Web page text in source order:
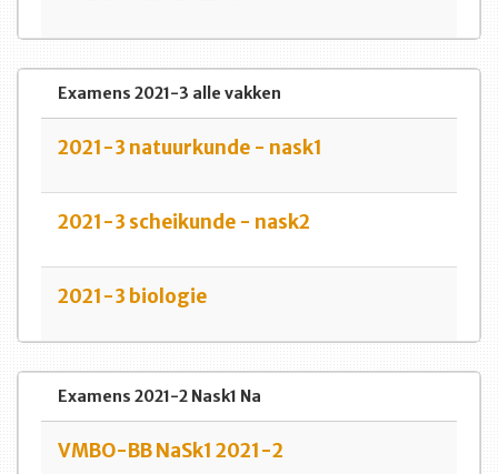
Examens 2021-3 alle vakken
2021-3 natuurkunde - nask1
2021-3 scheikunde - nask2
2021-3 biologie
Examens 2021-2 Nask1 Na
VMBO-BB NaSk1 2021-2